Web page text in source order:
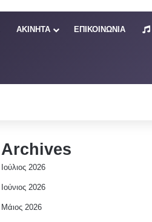
ΑΚΙΝΗΤΑ ΕΠΙΚΟΙΝΩΝΙΑ
Archives
Ιούλιος 2026
Ιούνιος 2026
Μάιος 2026